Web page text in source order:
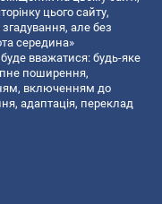
цього сайту,
згадування, але без
середина»
вважатися: будь-яке
поширення,
включенням до
адаптація, переклад